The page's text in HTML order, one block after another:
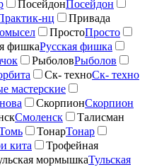
ПосейдонПосейдон
нц
Привада
ПростоПросто
фишкаРусская фишка
РыболовРыболов
Ск- техноСк- техно
мастерские
СкорпионСкорпион
Смоленск
Талисман
ТонарТонар
кита
Трофейная
мормышкаТульская